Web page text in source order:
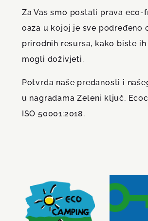
Za Vas smo postali prava eco-
oaza u kojoj je sve podređeno
prirodnih resursa, kako biste ih
mogli doživjeti.
Potvrda naše predanosti i
u nagradama Zeleni ključ,
ISO 50001:2018.